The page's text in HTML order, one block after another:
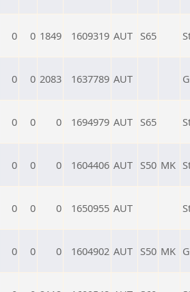
0 0 1849 1609319 AUT S65
0 0 2083 1637789 AUT
0 0 0 1694979 AUT S65
0 0 0 1604406 AUT S50 MK
0 0 0 1650955 AUT
0 0 0 1604902 AUT S50 MK